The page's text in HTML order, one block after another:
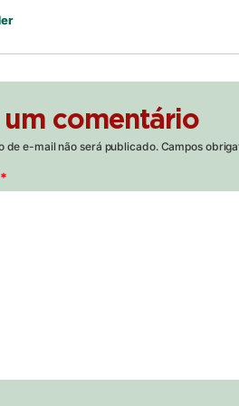
um comentário
de e-mail não será publicado. Campos
*